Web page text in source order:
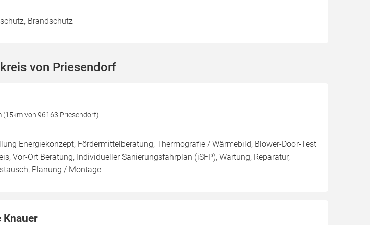
Brandschutz
von Priesendorf
(15km von 96163 Priesendorf)
Energiekonzept, Fördermittelberatung, Thermografie / Wärmebild, Blower-Door-Test
Vor-Ort Beratung, Individueller Sanierungsfahrplan (iSFP), Wartung, Reparatur,
Planung / Montage
Knauer